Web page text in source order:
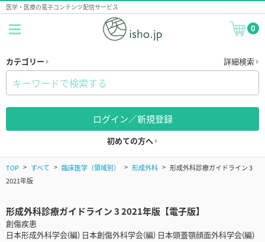
医学・医療の電子コンテンツ配信サービス
0
カテゴリー 詳細検索
ログイン／新規登録
初めての方へ
TOP すべて 臨床医学（領域別） 形成外科
形成外科診療ガイドライン 3
2021年版
形成外科診療ガイドライン 3 2021年版【電子版】
創傷疾患
日本形成外科学会(編) 日本創傷外科学会(編) 日本頭蓋顎顔面外科学会(編)